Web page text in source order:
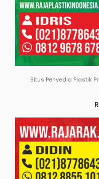
Situs Penyedia Plastik